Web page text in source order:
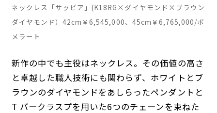
ネックレス「サッビア」(K18RG×ダイヤモンド×ブラウン
ダイヤモンド）42cm￥6,545,000、45cm￥6,765,000/ポ
メラート
新作の中でも主役はネックレス。その価値の高さ
と卓越した職人技術にも関わらず、ホワイトとブ
ラウンのダイヤモンドをあしらったペンダントと
T バークラスプを用いた6つのチェーンを束ねた